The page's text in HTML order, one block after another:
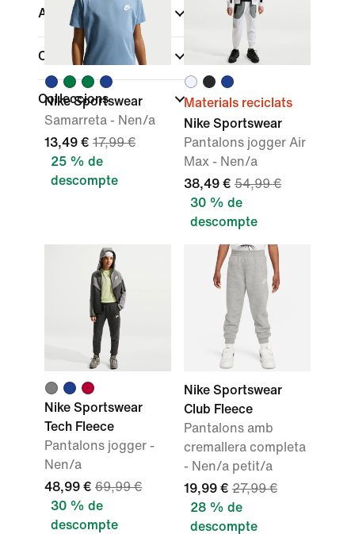
Ajust
Característiques
Col·leccions
Nike Sportswear
Samarreta - Nen/a
13,49 € 17,99 €
25 % de
descompte
Materials reciclats
Nike Sportswear
Pantalons jogger Air
Max - Nen/a
38,49 € 54,99 €
30 % de
descompte
Nike Sportswear
Tech Fleece
Pantalons jogger -
Nen/a
48,99 € 69,99 €
30 % de
descompte
Nike Sportswear
Club Fleece
Pantalons amb
cremallera completa
- Nen/a petit/a
19,99 € 27,99 €
28 % de
descompte